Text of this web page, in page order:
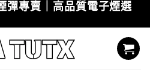
彈專賣｜高品質電子煙選